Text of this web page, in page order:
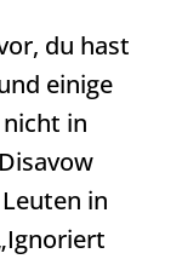
du hast
einige
nicht in
in